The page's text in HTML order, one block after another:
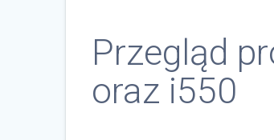
Przegląd
oraz i550